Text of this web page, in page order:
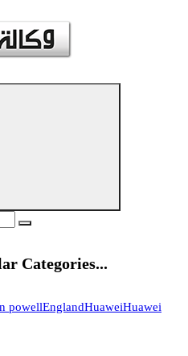
Categories...
powellEnglandHuaweiHuawei